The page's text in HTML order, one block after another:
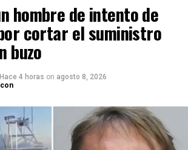
hombre de intento de
cortar el suministro
buzo
Hace 4 horas on agosto 8, 2026